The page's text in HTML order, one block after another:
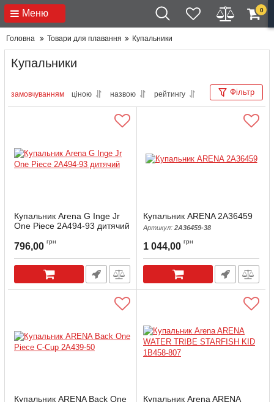
Меню 0
Головна Товари для плавання Купальники
Купальники
замовчуванням ціною назвою рейтингу Фільтр
Купальник Arena G Inge Jr
One Piece 2А494-93 дитячий
796,00 грн
Купальник ARENA 2A36459
Артикул: 2A36459-38
1 044,00 грн
Купальник АRENA Back One
Купальник Arena ARENA